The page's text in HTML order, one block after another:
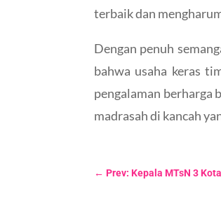
terbaik dan
Dengan penuh
bahwa usaha keras
pengalaman berharga
madrasah di kancah
←Prev: Kepala MTsN 3